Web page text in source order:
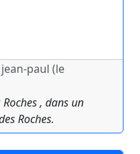
paul (le
, dans un
Roches.